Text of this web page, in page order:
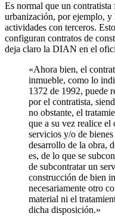
Es normal que un
urbanización, por ejemplo, y
actividades con terceros.
configuran contratos de
deja claro la DIAN en el
«Ahora bien, el
inmueble, como lo
1372 de 1992, puede
por el contratista,
no obstante, el
que a su vez realice el
servicios y/o de
desarrollo de la obra,
es, de lo que se
de subcontratar un
construcción de bien
necesariamente otro
material ni el
dicha disposición.»